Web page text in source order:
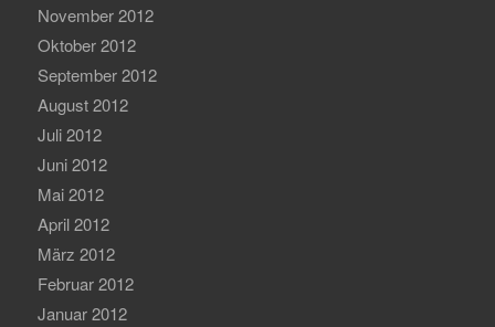
November 2012
Oktober 2012
September 2012
August 2012
Juli 2012
Juni 2012
Mai 2012
April 2012
März 2012
Februar 2012
Januar 2012